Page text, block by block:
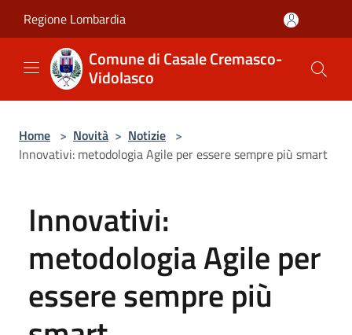
Regione Lombardia
Comune di Casale Cremasco-
Vidolasco
Home > Novità > Notizie >
Innovativi: metodologia Agile per essere sempre più smart
Innovativi:
metodologia Agile per
essere sempre più